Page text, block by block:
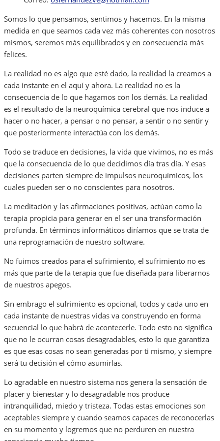
Somos lo que pensamos, sentimos y hacemos. En la misma
medida en que seamos cada vez más coherentes con nosotros
mismos, seremos más equilibrados y en consecuencia más
felices.
La realidad no es algo que esté dado, la realidad la creamos a
cada instante en el aquí y ahora. La realidad no es la
consecuencia de lo que hagamos con los demás. La realidad
es el resultado de la neuroquímica cerebral que nos induce a
hacer o no hacer, a pensar o no pensar, a sentir o no sentir y
que posteriormente interactúa con los demás.
Todo se traduce en decisiones, la vida que vivimos, no es más
que la consecuencia de lo que decidimos día tras día. Y esas
decisiones parten siempre de impulsos neuroquímicos, los
cuales pueden ser o no conscientes para nosotros.
La meditación y las afirmaciones positivas, actúan como la
terapia propicia para generar en el ser una transformación
profunda. En términos informáticos diríamos que se trata de
una reprogramación de nuestro software.
No fuimos creados para el sufrimiento, el sufrimiento no es
más que parte de la terapia que fue diseñada para liberarnos
de nuestros apegos.
Sin embrago el sufrimiento es opcional, todos y cada uno en
cada instante de nuestras vidas va construyendo en forma
secuencial lo que habrá de acontecerle. Todo esto no significa
que no le ocurran cosas desagradables, esto lo que garantiza
es que esas cosas no sean generadas por ti mismo, y siempre
será tu decisión el cómo asumirlas.
Lo agradable en nuestro sistema nos genera la sensación de
placer y bienestar y lo desagradable nos produce
intranquilidad, miedo y tristeza. Todas estas emociones son
aceptables siempre y cuando seamos capaces de reconocerlas
en su momento y logremos que no perduren en nuestra